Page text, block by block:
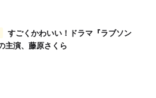
主演、藤原さくら